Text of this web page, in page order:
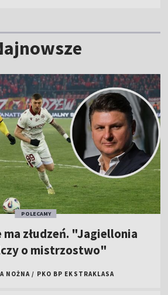
POLECAMY
ma złudzeń. "Jagiellonia
o mistrzostwo"
NOŻNA / PKO BP EKSTRAKLASA